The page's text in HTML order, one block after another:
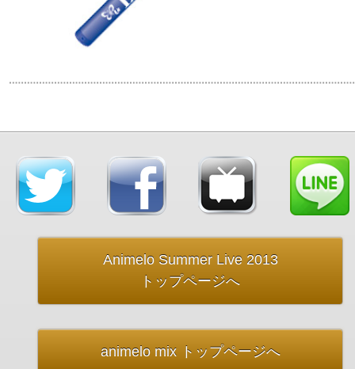
Animelo Summer Live 2013
トップページへ
animelo mix トップページへ